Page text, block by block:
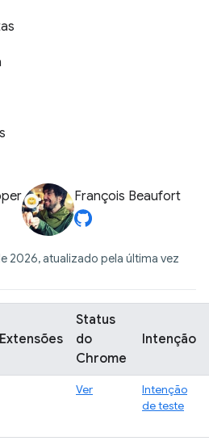
François Beaufort
2026, atualizado pela última vez
Extensões
Status
do
Chrome
Intenção
Ver
Intenção
de teste